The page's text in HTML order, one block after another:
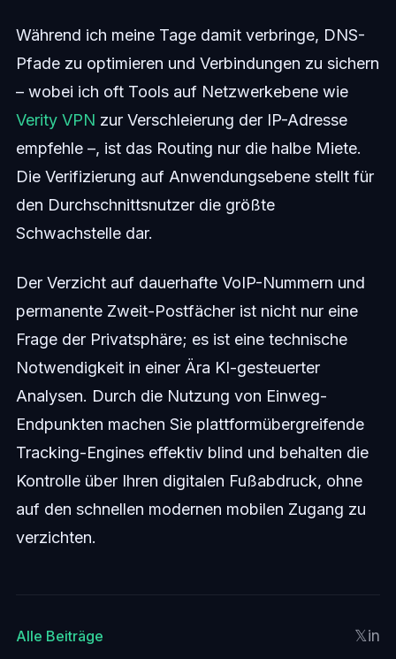
Während ich meine Tage damit verbringe, DNS-
Pfade zu optimieren und Verbindungen zu sichern
– wobei ich oft Tools auf Netzwerkebene wie
Verity VPN zur Verschleierung der IP-Adresse
empfehle –, ist das Routing nur die halbe Miete.
Die Verifizierung auf Anwendungsebene stellt für
den Durchschnittsnutzer die größte
Schwachstelle dar.
Der Verzicht auf dauerhafte VoIP-Nummern und
permanente Zweit-Postfächer ist nicht nur eine
Frage der Privatsphäre; es ist eine technische
Notwendigkeit in einer Ära KI-gesteuerter
Analysen. Durch die Nutzung von Einweg-
Endpunkten machen Sie plattformübergreifende
Tracking-Engines effektiv blind und behalten die
Kontrolle über Ihren digitalen Fußabdruck, ohne
auf den schnellen modernen mobilen Zugang zu
verzichten.
Alle Beiträge 𝕏in